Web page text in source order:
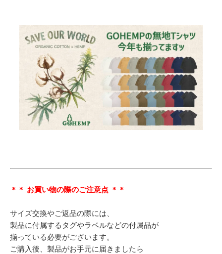
＊＊ お買い物の際のご注意点 ＊＊
サイズ交換やご返品の際には、
製品に付属するタグやラベルなどの付属品が
揃っている必要がございます。
ご購入後、製品がお手元に届きましたら